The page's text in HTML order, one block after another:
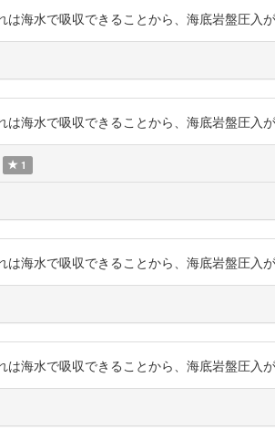
海水で吸収できることから、海底岩盤圧
海水で吸収できることから、海底岩盤圧
1
海水で吸収できることから、海底岩盤圧
海水で吸収できることから、海底岩盤圧